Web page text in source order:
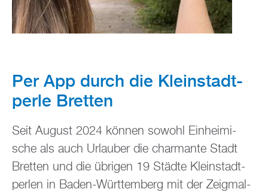
Per App durch die Klein­stadt­
per­le Brett­en
Seit Au­gust 2024 kön­nen so­wohl Ein­hei­mi­
sche als auch Ur­lau­ber die char­man­te Stadt
Brett­en und die üb­ri­gen 19 Städ­te Klein­stadt­
per­len in Baden-Würt­tem­berg mit der Zeig­mal-